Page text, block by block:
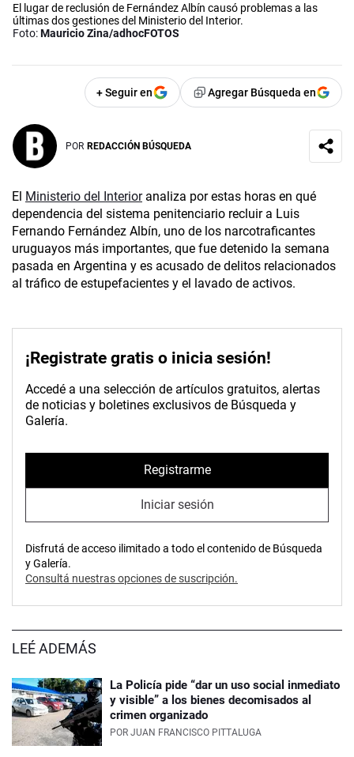
El lugar de reclusión de Fernández Albín causó problemas a las
últimas dos gestiones del Ministerio del Interior.
Foto:Mauricio Zina/adhocFOTOS
+ Seguir en Agregar Búsqueda en
POR REDACCIÓN BÚSQUEDA
El Ministerio del Interioranaliza por estas horas en qué
dependencia del sistema penitenciario recluir a Luis
Fernando Fernández Albín, uno de los narcotraficantes
uruguayos más importantes, que fue detenido la semana
pasada en Argentina y es acusado de delitos relacionados
al tráfico de estupefacientes y el lavado de activos.
¡Registrate gratis o inicia sesión!
Accedé a una selección de artículos gratuitos, alertas
de noticias y boletines exclusivos de Búsqueda y
Galería.
Registrarme
Iniciar sesión
Disfrutá de acceso ilimitado a todo el contenido de Búsqueda
y Galería.
Consultá nuestras opciones de suscripción.
LEÉ ADEMÁS
La Policía pide “dar un uso social inmediato
y visible” a los bienes decomisados al
crimen organizado
POR JUAN FRANCISCO PITTALUGA